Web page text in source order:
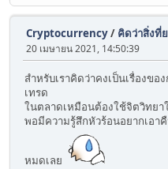
Cryptocurrency/ คิดว่าสิ่งที่
20 เมษายน 2021, 14:50:39
สำหรับเราคิดว่าคงเป็นเรื่องข
เทรด
ในตลาดเหมือนต้องใช้จิตวิทยา
พอมีความรู้สึกหัวร้อนอยากเอา
หมดเลย